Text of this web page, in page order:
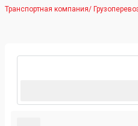
Транспортная компания/